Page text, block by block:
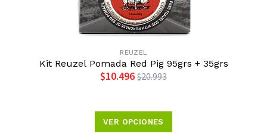
REUZEL
Kit Reuzel Pomada Red Pig 95grs + 35grs
$10.496 $20.993
VER OPCIONES